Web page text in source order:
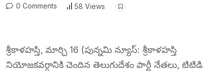
0 Comments 58 Views
శ్రీకాళహస్తి, మార్చి 16 (పున్నమి న్యూస్: శ్రీకాళహస్తి
నియోజకవర్గానికి చెందిన తెలుగుదేశం పార్టీ నేతలు, టిటిడి